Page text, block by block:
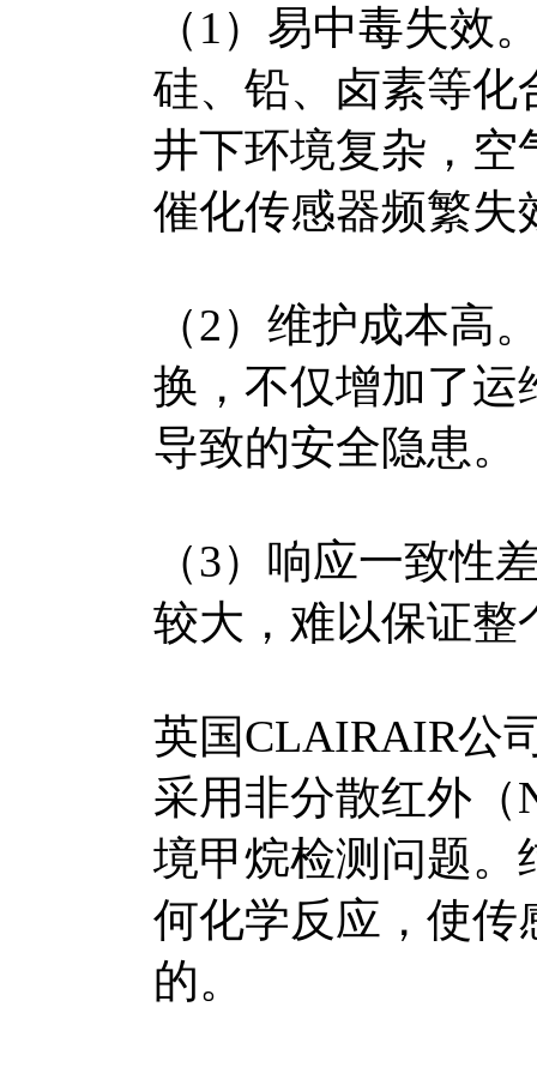
（1）易中毒失效
硅、铅、卤素等化
井下环境复杂，空
催化传感器频繁失
（2）维护成本高
换，不仅增加了运
导致的安全隐患。
（3）响应一致性
较大，难以保证整
英国CLAIRAIR公
采用非分散红外（
境甲烷检测问题。
何化学反应，使传
的。